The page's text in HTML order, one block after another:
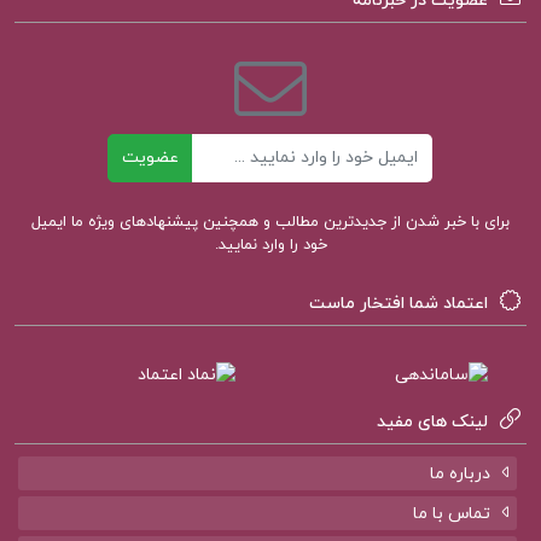
دانلود رایگان pdf کتاب آن دنیای دیگر آذر نفیسی
خلاصه کتاب آن دنیای دیگر آذر نفیسی
دانلود کتاب آن دنیای دیگر آذر نفیسی pdf
دانلود پی دی اف آن دنیای دیگر آذر نفیسی
کتاب مقدمه ای در اسلام شناسی علی میر فطروس
کتاب سرنوشت یک انسان میخائیل شولوخف
عضویت
برای با خبر شدن از جدیدترین مطالب و همچنین پیشنهادهای ویژه ما ایمیل
خود را وارد نمایید.
اعتماد شما افتخار ماست
لینک های مفید
درباره ما
تماس با ما